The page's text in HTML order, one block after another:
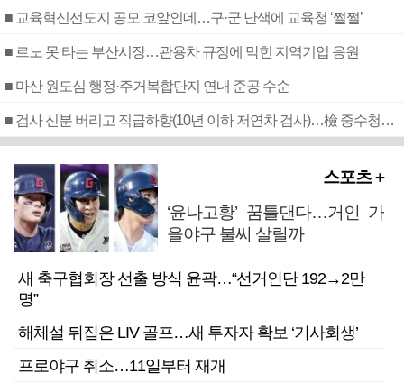
■ 교육혁신선도지 공모 코앞인데…구·군 난색에 교육청 ‘쩔쩔’
■ 르노 못 타는 부산시장…관용차 규정에 막힌 지역기업 응원
■ 마산 원도심 행정·주거복합단지 연내 준공 수순
■ 검사 신분 버리고 직급하향(10년 이하 저연차 검사)…檢 중수청행 기피
스포츠 +
‘윤나고황’ 꿈틀댄다…거인 가
을야구 불씨 살릴까
새 축구협회장 선출 방식 윤곽…“선거인단 192→2만
명”
해체설 뒤집은 LIV 골프…새 투자자 확보 ‘기사회생’
프로야구 취소…11일부터 재개